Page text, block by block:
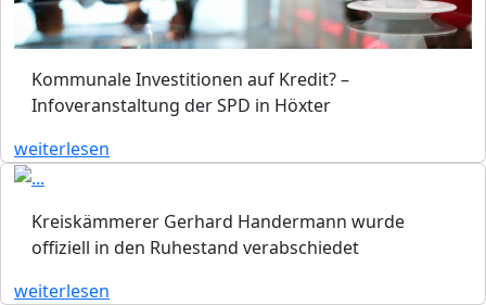
Kommunale Investitionen auf Kredit? –
Infoveranstaltung der SPD in Höxter
weiterlesen
Kreiskämmerer Gerhard Handermann wurde
offiziell in den Ruhestand verabschiedet
weiterlesen